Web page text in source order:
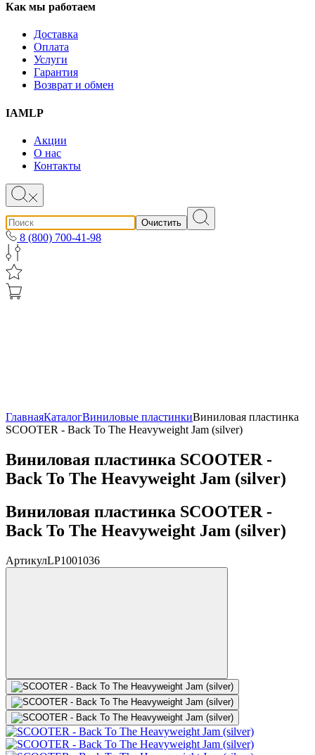
Как мы работаем
Доставка
Оплата
Услуги
Гарантия
Возврат и обмен
IAMLP
Акции
О нас
Контакты
Очистить
8 (800) 700-41-98
ГлавнаяКаталогВиниловые пластинкиВиниловая пластинка
SCOOTER - Back To The Heavyweight Jam (silver)
Виниловая пластинка SCOOTER -
Back To The Heavyweight Jam (silver)
Виниловая пластинка SCOOTER -
Back To The Heavyweight Jam (silver)
АртикулLP1001036